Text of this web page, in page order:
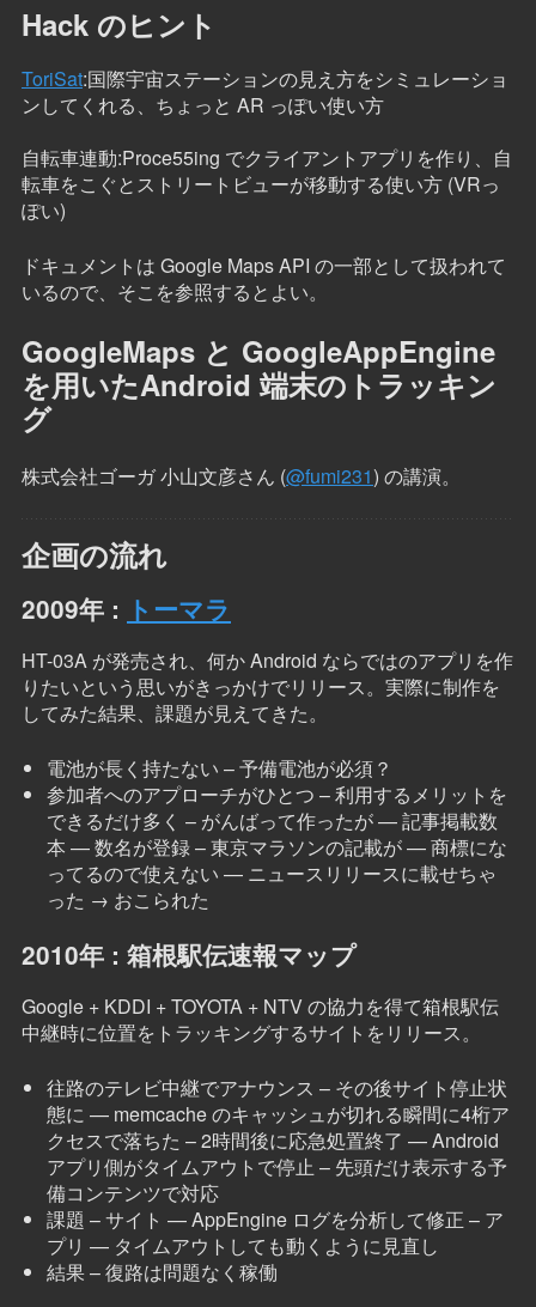
Hack のヒント
ToriSat:国際宇宙ステーションの見え方をシミュレーショ
ンしてくれる、ちょっと AR っぽい使い方
自転車連動:Proce55ing でクライアントアプリを作り、自
転車をこぐとストリートビューが移動する使い方 (VRっ
ぽい)
ドキュメントは Google Maps API の一部として扱われて
いるので、そこを参照するとよい。
GoogleMaps と GoogleAppEngine
を用いたAndroid 端末のトラッキン
グ
株式会社ゴーガ 小山文彦さん (@fumi231) の講演。
企画の流れ
2009年 : トーマラ
HT-03A が発売され、何か Android ならではのアプリを作
りたいという思いがきっかけでリリース。実際に制作を
してみた結果、課題が見えてきた。
電池が長く持たない – 予備電池が必須？
参加者へのアプローチがひとつ – 利用するメリットを
できるだけ多く – がんばって作ったが — 記事掲載数
本 — 数名が登録 – 東京マラソンの記載が — 商標にな
ってるので使えない — ニュースリリースに載せちゃ
った → おこられた
2010年 : 箱根駅伝速報マップ
Google + KDDI + TOYOTA + NTV の協力を得て箱根駅伝
中継時に位置をトラッキングするサイトをリリース。
往路のテレビ中継でアナウンス – その後サイト停止状
態に — memcache のキャッシュが切れる瞬間に4桁ア
クセスで落ちた – 2時間後に応急処置終了 — Android
アプリ側がタイムアウトで停止 – 先頭だけ表示する予
備コンテンツで対応
課題 – サイト — AppEngine ログを分析して修正 – ア
プリ — タイムアウトしても動くように見直し
結果 – 復路は問題なく稼働